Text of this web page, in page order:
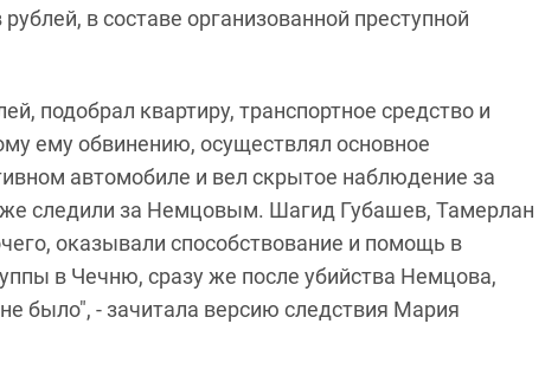
в составе организованной преступной
подобрал квартиру, транспортное средство и
ему обвинению, осуществлял основное
автомобиле и вел скрытое наблюдение за
следили за Немцовым. Шагид Губашев, Тамерлан
оказывали способствование и помощь в
в Чечню, сразу же после убийства Немцова,
было", - зачитала версию следствия Мария